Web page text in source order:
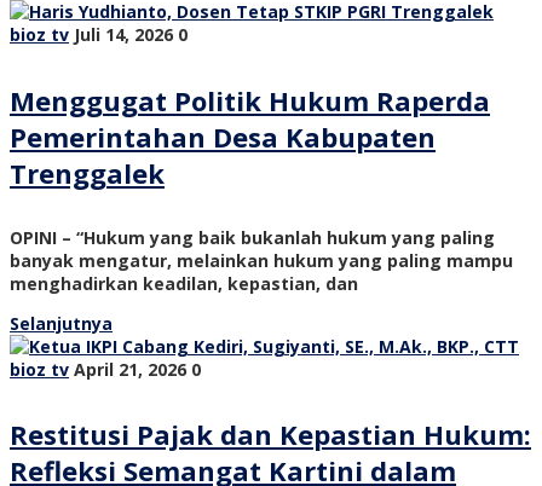
bioz tv Juli 14, 2026 0
Menggugat Politik Hukum Raperda
Pemerintahan Desa Kabupaten
Trenggalek
OPINI – “Hukum yang baik bukanlah hukum yang paling
banyak mengatur, melainkan hukum yang paling mampu
menghadirkan keadilan, kepastian, dan
Selanjutnya
bioz tv April 21, 2026 0
Restitusi Pajak dan Kepastian Hukum:
Refleksi Semangat Kartini dalam